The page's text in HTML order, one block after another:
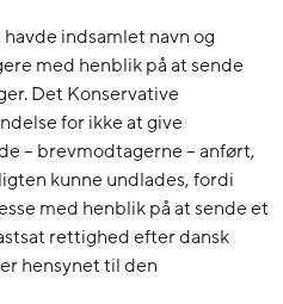
indsamlet navn og
med henblik på at sende
Det Konservative
for ikke at give
– brevmodtagerne – anført,
kunne undlades, fordi
med henblik på at sende et
rettighed efter dansk
hensynet til den